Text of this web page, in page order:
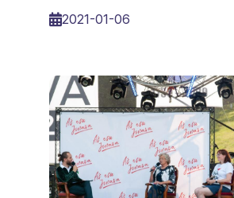
2021-01-06